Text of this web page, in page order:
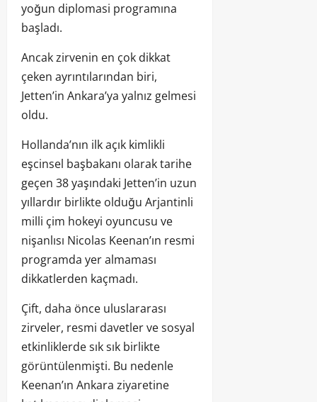
yoğun diplomasi programına
başladı.
Ancak zirvenin en çok dikkat
çeken ayrıntılarından biri,
Jetten’in Ankara’ya yalnız gelmesi
oldu.
Hollanda’nın ilk açık kimlikli
eşcinsel başbakanı olarak tarihe
geçen 38 yaşındaki Jetten’in uzun
yıllardır birlikte olduğu Arjantinli
milli çim hokeyi oyuncusu ve
nişanlısı Nicolas Keenan’ın resmi
programda yer almaması
dikkatlerden kaçmadı.
Çift, daha önce uluslararası
zirveler, resmi davetler ve sosyal
etkinliklerde sık sık birlikte
görüntülenmişti. Bu nedenle
Keenan’ın Ankara ziyaretine